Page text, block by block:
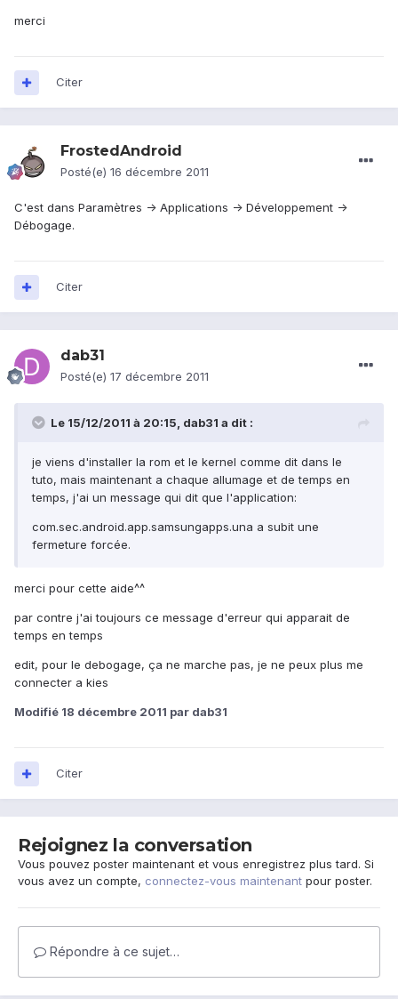
merci
Citer
FrostedAndroid
Posté(e) 16 décembre 2011
C'est dans Paramètres -> Applications -> Développement ->
Débogage.
Citer
dab31
Posté(e) 17 décembre 2011
Le 15/12/2011 à 20:15, dab31 a dit :
je viens d'installer la rom et le kernel comme dit dans le
tuto, mais maintenant a chaque allumage et de temps en
temps, j'ai un message qui dit que l'application:
com.sec.android.app.samsungapps.una a subit une
fermeture forcée.
merci pour cette aide^^
par contre j'ai toujours ce message d'erreur qui apparait de
temps en temps
edit, pour le debogage, ça ne marche pas, je ne peux plus me
connecter a kies
Modifié 18 décembre 2011 par dab31
Citer
Rejoignez la conversation
Vous pouvez poster maintenant et vous enregistrez plus tard. Si
vous avez un compte, connectez-vous maintenant pour poster.
Répondre à ce sujet…